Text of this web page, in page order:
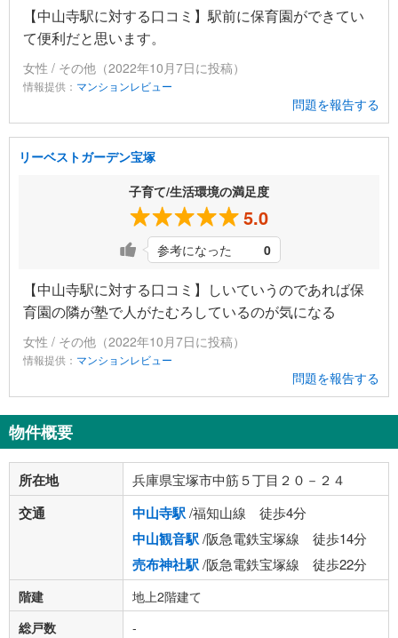
【中山寺駅に対する口コミ】駅前に保育園ができてい
て便利だと思います。
女性 / その他（2022年10月7日に投稿）
情報提供： マンションレビュー
問題を報告する
リーベストガーデン宝塚
子育て/生活環境の満足度
5.0
参考になった 0
【中山寺駅に対する口コミ】しいていうのであれば保
育園の隣が塾で人がたむろしているのが気になる
女性 / その他（2022年10月7日に投稿）
情報提供： マンションレビュー
問題を報告する
物件概要
所在地 兵庫県宝塚市中筋５丁目２０－２４
交通 中山寺駅/福知山線 徒歩4分
中山観音駅/阪急電鉄宝塚線 徒歩14分
売布神社駅/阪急電鉄宝塚線 徒歩22分
階建
地上2階建て
総戸数
-